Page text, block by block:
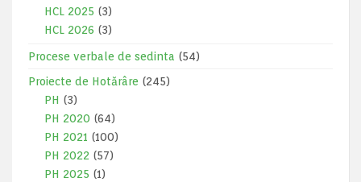
HCL 2025 (3)
HCL 2026 (3)
Procese verbale de sedinta (54)
Proiecte de Hotărâre (245)
PH (3)
PH 2020 (64)
PH 2021 (100)
PH 2022 (57)
PH 2025 (1)